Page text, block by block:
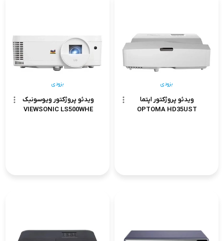
ویدئو پروژکتور اپتما
OPTOMA HD35UST
بزودی
ویدئو پروژکتور ویوسونیک
VIEWSONIC LS500WHE
بزودی